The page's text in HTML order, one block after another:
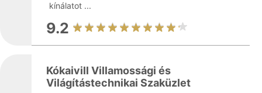
kínálatot ...
9.2
Kókaivill Villamossági és
Világítástechnikai Szaküzlet